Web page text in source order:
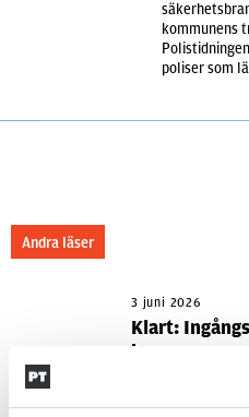
kommunens
poliser som
Andra läser
3 juni 2026
Klart:
kronor